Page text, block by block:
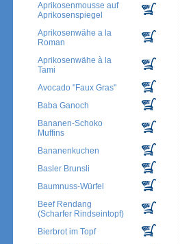
Aprikosenmousse auf
Aprikosenspiegel
Aprikosenwähe a la
Roman
Aprikosenwähe à la
Tami
Avocado "Faux Gras"
Baba Ganoch
Bananen-Schoko
Muffins
Bananenkuchen
Basler Brunsli
Baumnuss-Würfel
Beef Rendang
(Scharfer Rindseintopf)
Bierbrot im Topf